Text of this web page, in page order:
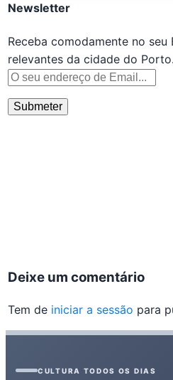
Newsletter
Receba comodamente no
relevantes da cidade do Porto.
Deixe um comentário
Tem de iniciar a sessão para
CULTURA TODOS OS DIAS